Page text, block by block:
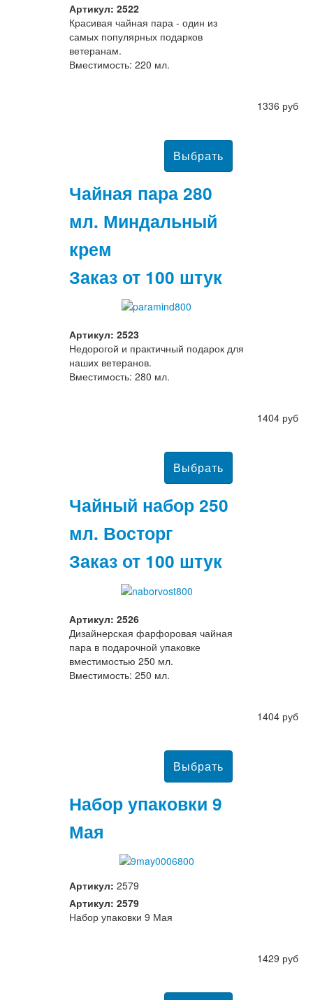
Артикул: 2522
Красивая чайная пара - один из
самых популярных подарков
ветеранам.
Вместимость: 220 мл.
1336 руб
Чайная пара 280
мл. Миндальный
крем
Заказ от 100 штук
Артикул: 2523
Недорогой и практичный подарок для
наших ветеранов.
Вместимость: 280 мл.
1404 руб
Чайный набор 250
мл. Восторг
Заказ от 100 штук
Артикул: 2526
Дизайнерская фарфоровая чайная
пара в подарочной упаковке
вместимостью 250 мл.
Вместимость: 250 мл.
1404 руб
Набор упаковки 9
Мая
Артикул: 2579
Артикул: 2579
Набор упаковки 9 Мая
1429 руб